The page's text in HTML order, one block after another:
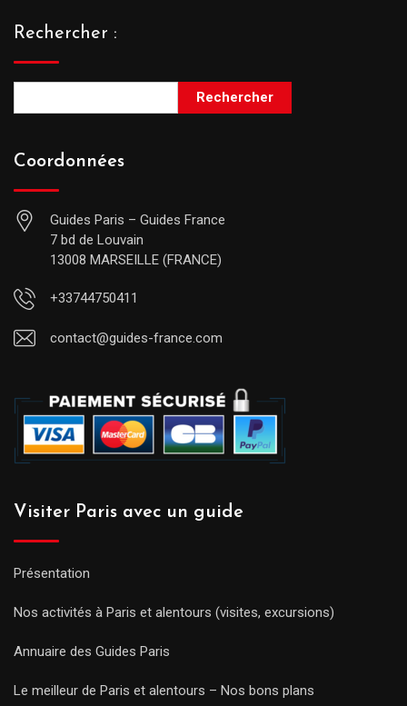
Rechercher :
Rechercher
Coordonnées
Guides Paris – Guides France
7 bd de Louvain
13008 MARSEILLE (FRANCE)
+33744750411
contact@guides-france.com
Visiter Paris avec un guide
Présentation
Nos activités à Paris et alentours (visites, excursions)
Annuaire des Guides Paris
Le meilleur de Paris et alentours – Nos bons plans